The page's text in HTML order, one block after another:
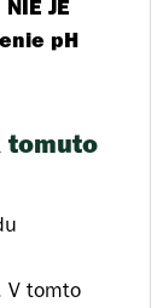
JE
pH
tomuto
V tomto